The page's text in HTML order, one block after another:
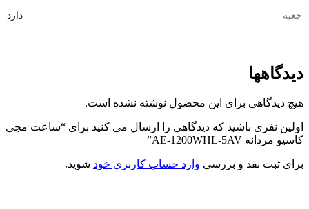
جعبه دارد
دیدگاهها
هیچ دیدگاهی برای این محصول نوشته نشده است.
اولین نفری باشید که دیدگاهی را ارسال می کنید برای “ساعت مچی
کاسیو مردانه AE-1200WHL-5AV”
برای ثبت نقد و بررسی وارد حساب کاربری خود شوید.